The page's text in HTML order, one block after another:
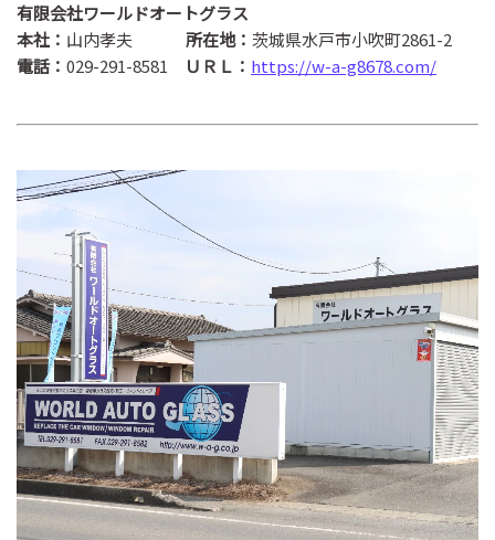
有限会社ワールドオートグラス
本社： 山内孝夫 所在地： 茨城県水戸市小吹町2861-2
電話： 029-291-8581 ＵＲＬ： https://w-a-g8678.com/